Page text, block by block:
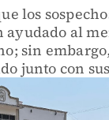
los
ayudado al
sin embargo,
junto con sus